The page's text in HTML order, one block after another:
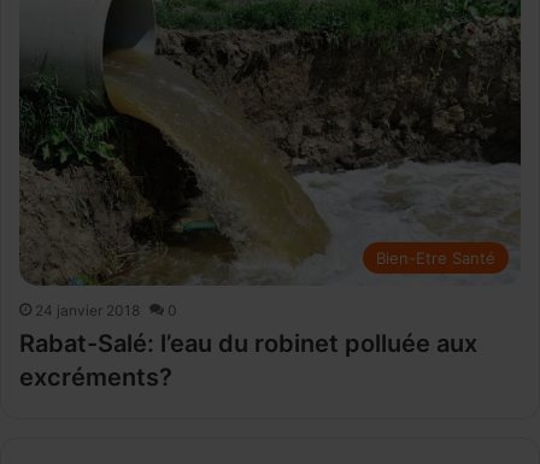
Bien-Etre Santé
24 janvier 2018 0
Rabat-Salé: l’eau du robinet polluée aux
excréments?